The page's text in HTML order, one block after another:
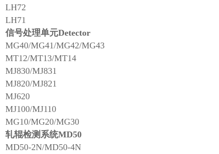
LH72
LH71
信号处理单元Detector
MG40/MG41/MG42/MG43
MT12/MT13/MT14
MJ830/MJ831
MJ820/MJ821
MJ620
MJ100/MJ110
MG10/MG20/MG30
轧辊检测系统MD50
MD50-2N/MD50-4N